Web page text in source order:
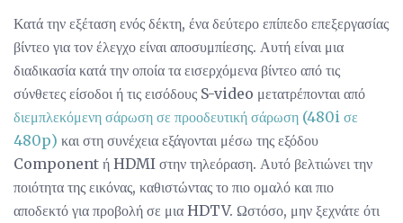
Κατά την εξέταση ενός δέκτη, ένα δεύτερο επίπεδο επεξεργασίας
βίντεο για τον έλεγχο είναι αποσυμπίεσης. Αυτή είναι μια
διαδικασία κατά την οποία τα εισερχόμενα βίντεο από τις
σύνθετες είσοδοι ή τις εισόδους S-video μετατρέπονται από
διεμπλεκόμενη σάρωση σε προοδευτική σάρωση (480i σε
480p) και στη συνέχεια εξάγονται μέσω της εξόδου
Component ή HDMI στην τηλεόραση. Αυτό βελτιώνει την
ποιότητα της εικόνας, καθιστώντας το πιο ομαλό και πιο
αποδεκτό για προβολή σε μια HDTV. Ωστόσο, μην ξεχνάτε ότι